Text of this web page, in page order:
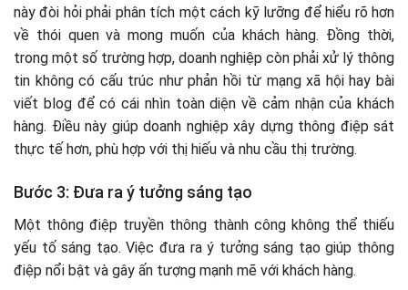
này đòi hỏi phải phân tích một cách kỹ lưỡng để hiểu rõ hơn
về thói quen và mong muốn của khách hàng. Đồng thời,
trong một số trường hợp, doanh nghiệp còn phải xử lý thông
tin không có cấu trúc như phản hồi từ mạng xã hội hay bài
viết blog để có cái nhìn toàn diện về cảm nhận của khách
hàng. Điều này giúp doanh nghiệp xây dựng thông điệp sát
thực tế hơn, phù hợp với thị hiếu và nhu cầu thị trường.
Bước 3: Đưa ra ý tưởng sáng tạo
Một thông điệp truyền thông thành công không thể thiếu
yếu tố sáng tạo. Việc đưa ra ý tưởng sáng tạo giúp thông
điệp nổi bật và gây ấn tượng mạnh mẽ với khách hàng.